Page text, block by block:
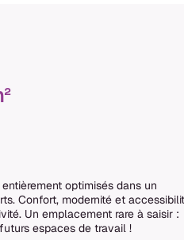
optimisés dans un
Confort, modernité et
Un emplacement rare à saisir :
espaces de travail !